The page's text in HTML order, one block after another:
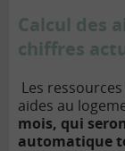
Calcul des
chiffres
Les
aides au
mois, qui
automatique